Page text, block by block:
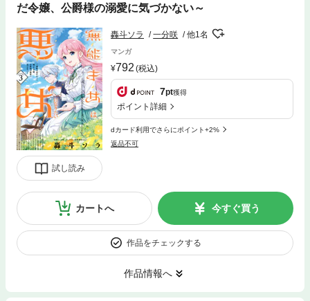
だ令嬢、公爵様の溺愛に気づかない～
試し読み
轟斗ソラ 一分咲 他1名
マンガ
792 (税込)
7pt獲得
ポイント詳細
dカード利用でさらにポイント+2%
返品不可
カートへ 今すぐ買う
作品をチェックする
作品情報へ